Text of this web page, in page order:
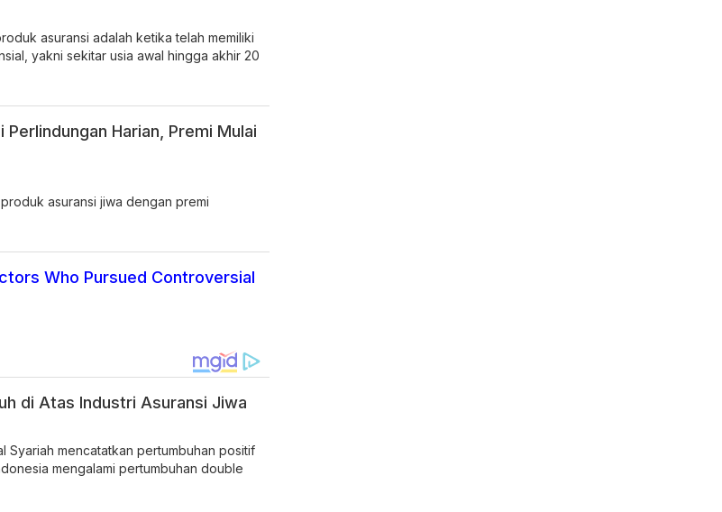
asuransi adalah ketika telah memiliki
yakni sekitar usia awal hingga akhir 20
Harian, Premi Mulai
asuransi jiwa dengan premi
Who Pursued Controversial
di Atas Industri Asuransi Jiwa
Syariah mencatatkan pertumbuhan positif
mengalami pertumbuhan double